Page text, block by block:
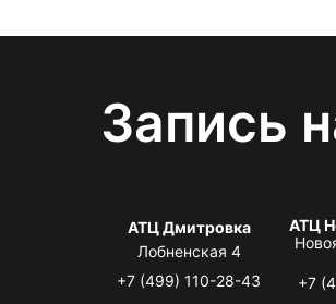
Запись
АТЦ Дмитровка
Лобненская 4
+7 (499) 110-28-43
АТЦ
+7